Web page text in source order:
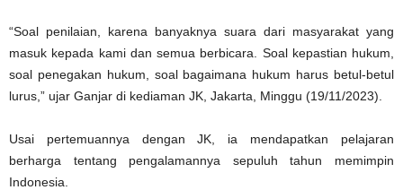
“Soal penilaian, karena banyaknya suara dari masyarakat yang
masuk kepada kami dan semua berbicara. Soal kepastian hukum,
soal penegakan hukum, soal bagaimana hukum harus betul-betul
lurus,” ujar Ganjar di kediaman JK, Jakarta, Minggu (19/11/2023).
Usai pertemuannya dengan JK, ia mendapatkan pelajaran
berharga tentang pengalamannya sepuluh tahun memimpin
Indonesia.